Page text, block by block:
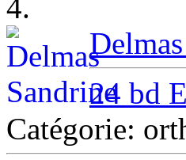
4.
24 bd
Catégorie: